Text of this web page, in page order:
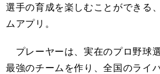
選手の育成を楽しむことができる
ムアプリ。
プレーヤーは、実在のプロ野球
最強のチームを作り、全国のライ